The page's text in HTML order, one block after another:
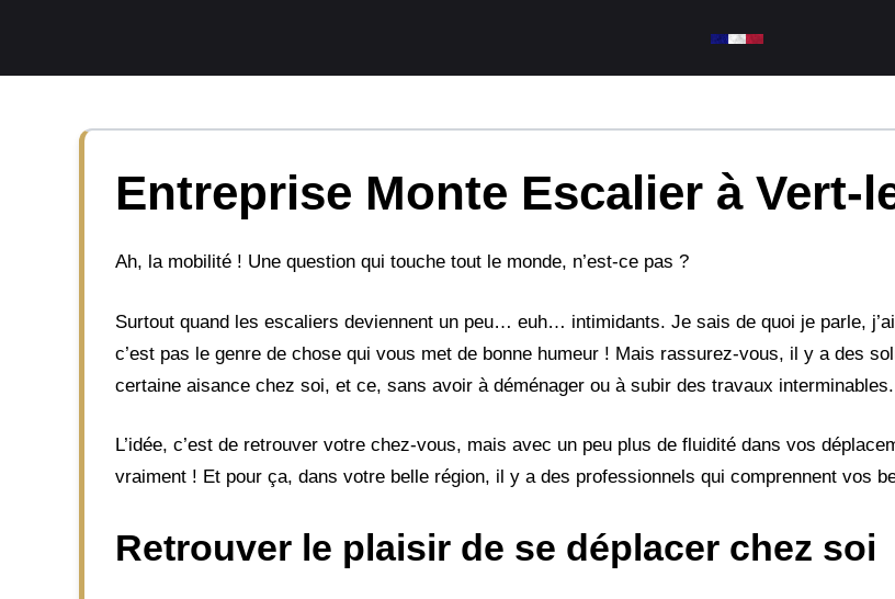
contenu
Entreprise Monte Escalier à Vert-
Ah, la mobilité ! Une question qui touche tout le monde, n’est-ce pas ?
Surtout quand les escaliers deviennent un peu… euh… intimidants. Je sais de quoi je parle,
c’est pas le genre de chose qui vous met de bonne humeur ! Mais rassurez-vous, il y a des
certaine aisance chez soi, et ce, sans avoir à déménager ou à subir des travaux interminables.
L’idée, c’est de retrouver votre chez-vous, mais avec un peu plus de fluidité dans vos
vraiment ! Et pour ça, dans votre belle région, il y a des professionnels qui comprennent vos
Retrouver le plaisir de se déplacer chez soi